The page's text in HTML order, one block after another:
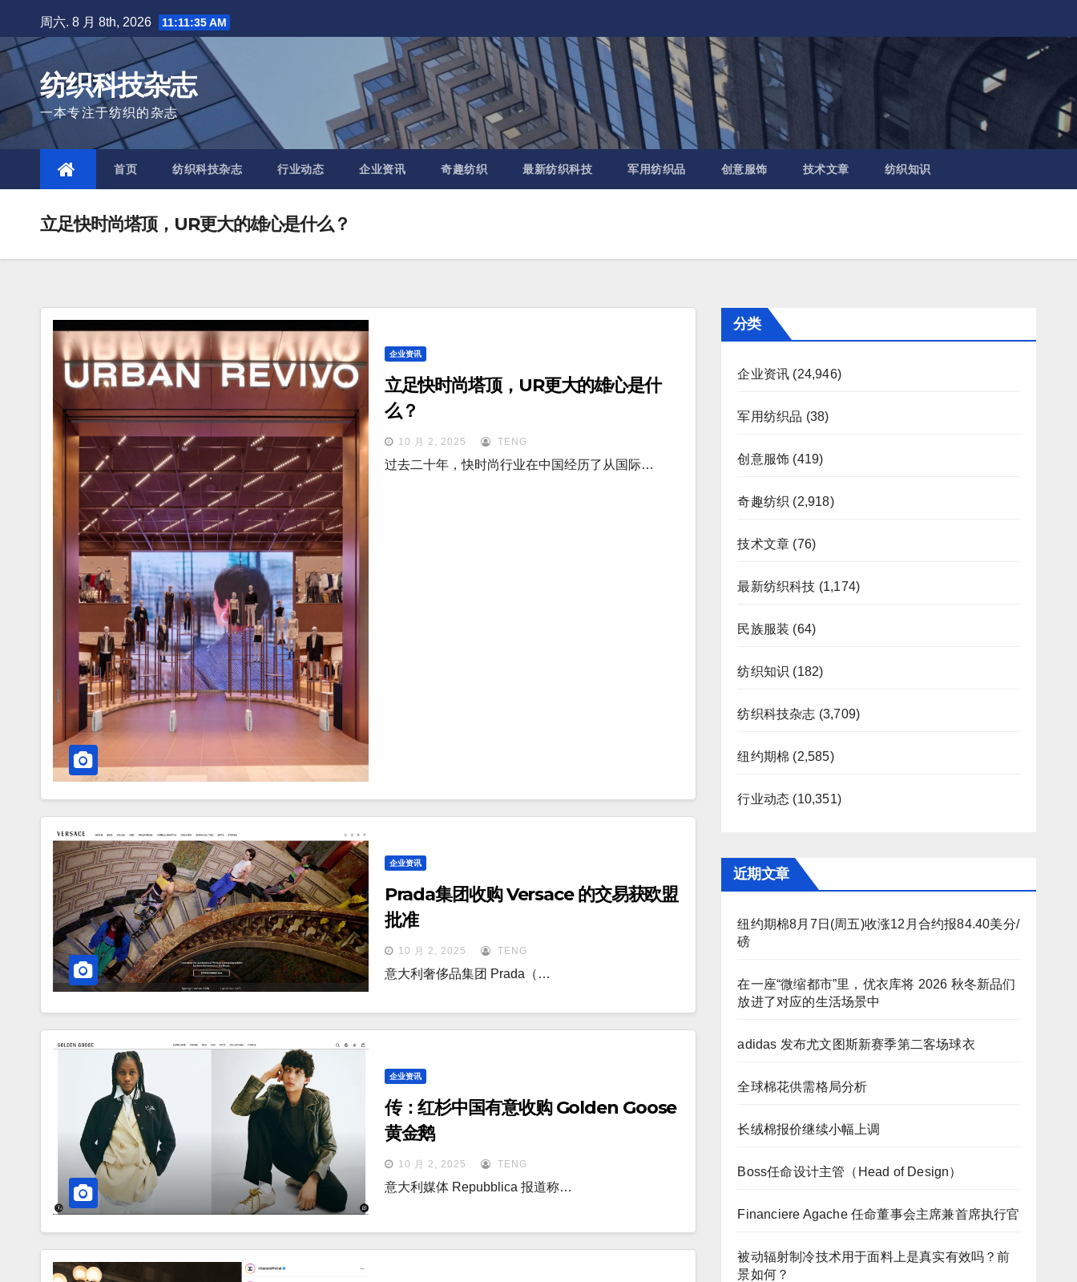
to
content
周六. 8 月 8th, 2026 11:11:36 AM
纺织科技杂志
一本专注于纺织的杂志
首页 纺织科技杂志 行业动态 企业资讯 奇趣纺织 最新纺织科技 军用纺织品 创意服饰 技术文章 纺织知识
立足快时尚塔顶，UR更大的雄心是什么？
企业资讯
立足快时尚塔顶，UR更大的雄心是什
么？
10 月 2, 2025 TENG
过去二十年，快时尚行业在中国经历了从国际…
企业资讯
Prada集团收购 Versace 的交易获欧盟
批准
10 月 2, 2025 TENG
意大利奢侈品集团 Prada（…
企业资讯
传：红杉中国有意收购 Golden Goose
黄金鹅
10 月 2, 2025 TENG
意大利媒体 Repubblica 报道称…
分类
企业资讯 (24,946)
军用纺织品 (38)
创意服饰 (419)
奇趣纺织 (2,918)
技术文章 (76)
最新纺织科技 (1,174)
民族服装 (64)
纺织知识 (182)
纺织科技杂志 (3,709)
纽约期棉 (2,585)
行业动态 (10,351)
近期文章
纽约期棉8月7日(周五)收涨12月合约报84.40美分/
磅
在一座“微缩都市”里，优衣库将 2026 秋冬新品们
放进了对应的生活场景中
adidas 发布尤文图斯新赛季第二客场球衣
全球棉花供需格局分析
长绒棉报价继续小幅上调
Boss任命设计主管（Head of Design）
Financiere Agache 任命董事会主席兼首席执行官
被动辐射制冷技术用于面料上是真实有效吗？前
景如何？